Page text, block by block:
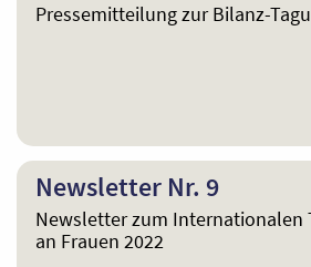
Pressemitteilung zur Bilanz-
Newsletter Nr. 9
Newsletter zum Internationalen
an Frauen 2022